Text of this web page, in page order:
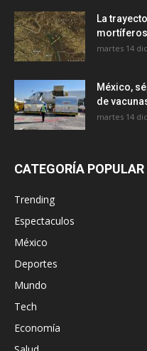
La
mortíferos
martes 14
México,
de
martes 14
CATEGORÍA POPULAR
Trending
Espectaculos
México
Deportes
Mundo
Tech
Economía